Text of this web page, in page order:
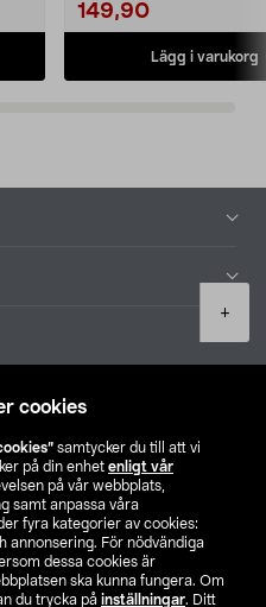
cookies
samtycker du till att vi
på din enhet enligt vår
på vår webbplats,
samt anpassa våra
fyra kategorier av cookies:
annonsering. För nödvändiga
dessa cookies är
ska kunna fungera. Om
du trycka på inställningar. Ditt
+
149,90
Lägg i varukorg
butik
FI